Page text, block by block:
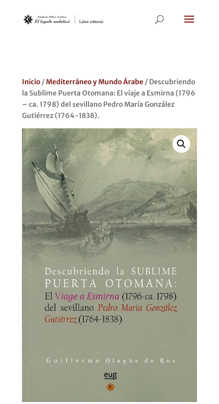
Inicio/Mediterráneo y Mundo Árabe/ Descubriendo
la Sublime Puerta Otomana: El viaje a Esmirna (1796
– ca. 1798) del sevillano Pedro María González
Gutiérrez (1764-1838).